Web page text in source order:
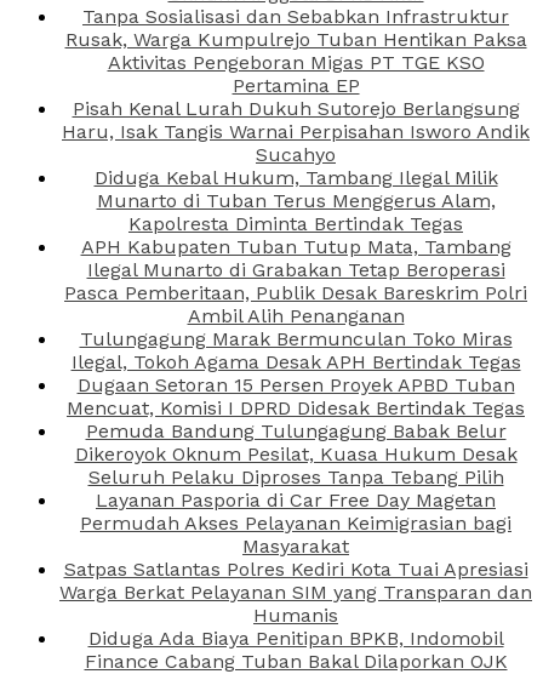
Tanpa Sosialisasi dan Sebabkan Infrastruktur
Rusak, Warga Kumpulrejo Tuban Hentikan Paksa
Aktivitas Pengeboran Migas PT TGE KSO
Pertamina EP
Pisah Kenal Lurah Dukuh Sutorejo Berlangsung
Haru, Isak Tangis Warnai Perpisahan Isworo Andik
Sucahyo
Diduga Kebal Hukum, Tambang Ilegal Milik
Munarto di Tuban Terus Menggerus Alam,
Kapolresta Diminta Bertindak Tegas
APH Kabupaten Tuban Tutup Mata, Tambang
Ilegal Munarto di Grabakan Tetap Beroperasi
Pasca Pemberitaan, Publik Desak Bareskrim Polri
Ambil Alih Penanganan
Tulungagung Marak Bermunculan Toko Miras
Ilegal, Tokoh Agama Desak APH Bertindak Tegas
Dugaan Setoran 15 Persen Proyek APBD Tuban
Mencuat, Komisi I DPRD Didesak Bertindak Tegas
Pemuda Bandung Tulungagung Babak Belur
Dikeroyok Oknum Pesilat, Kuasa Hukum Desak
Seluruh Pelaku Diproses Tanpa Tebang Pilih
Layanan Pasporia di Car Free Day Magetan
Permudah Akses Pelayanan Keimigrasian bagi
Masyarakat
Satpas Satlantas Polres Kediri Kota Tuai Apresiasi
Warga Berkat Pelayanan SIM yang Transparan dan
Humanis
Diduga Ada Biaya Penitipan BPKB, Indomobil
Finance Cabang Tuban Bakal Dilaporkan OJK